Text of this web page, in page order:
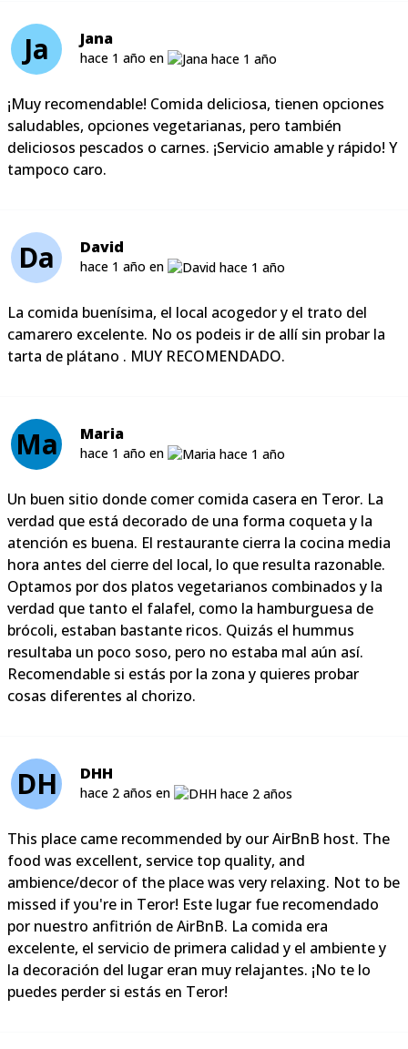
Ja Jana
hace 1 año en
¡Muy recomendable! Comida deliciosa, tienen opciones
saludables, opciones vegetarianas, pero también
deliciosos pescados o carnes. ¡Servicio amable y rápido! Y
tampoco caro.
Da David
hace 1 año en
La comida buenísima, el local acogedor y el trato del
camarero excelente. No os podeis ir de allí sin probar la
tarta de plátano . MUY RECOMENDADO.
Ma Maria
hace 1 año en
Un buen sitio donde comer comida casera en Teror. La
verdad que está decorado de una forma coqueta y la
atención es buena. El restaurante cierra la cocina media
hora antes del cierre del local, lo que resulta razonable.
Optamos por dos platos vegetarianos combinados y la
verdad que tanto el falafel, como la hamburguesa de
brócoli, estaban bastante ricos. Quizás el hummus
resultaba un poco soso, pero no estaba mal aún así.
Recomendable si estás por la zona y quieres probar
cosas diferentes al chorizo.
DH DHH
hace 2 años en
This place came recommended by our AirBnB host. The
food was excellent, service top quality, and
ambience/decor of the place was very relaxing. Not to be
missed if you're in Teror! Este lugar fue recomendado
por nuestro anfitrión de AirBnB. La comida era
excelente, el servicio de primera calidad y el ambiente y
la decoración del lugar eran muy relajantes. ¡No te lo
puedes perder si estás en Teror!